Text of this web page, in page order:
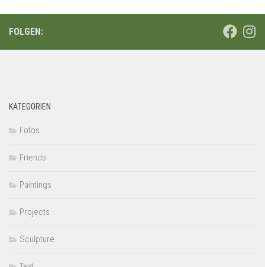
FOLGEN:
KATEGORIEN
Fotos
Friends
Paintings
Projects
Sculpture